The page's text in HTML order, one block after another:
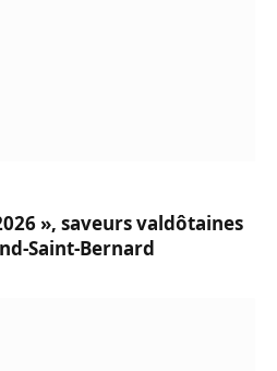
», saveurs valdôtaines
Saint-Bernard